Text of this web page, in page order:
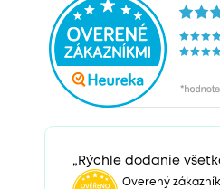
„Rýchle dodanie
Overený